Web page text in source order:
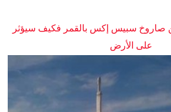
صاروخ سبيس إكس بالقمر فكيف سيؤثر
على الأرض